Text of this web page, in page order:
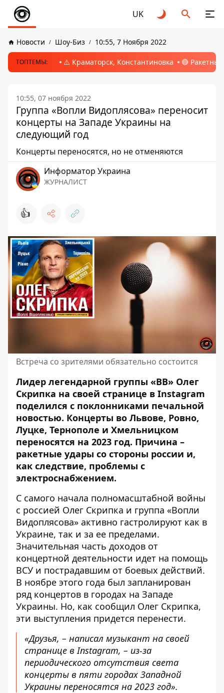
UK
Новости Шоу-Биз 10:55, 7 Ноября 2022
ТОПТЕМЫ: ⚠️ Краматорск, Константиновка 🔴
10:55, 07 ноября 2022
Группа «Вопли Видоплясова» переносит
концерты на Западе Украины на
следующий год
Концерты переносятся, но не отменяются
Информатор Украина
ЖУРНАЛИСТ
👍
Встреча со зрителями обязательно состоится
Лидер легендарной группы «ВВ» Олег
Скрипка на своей странице в Instagram
поделился с поклонниками печальной
новостью. Концерты во Львове, Ровно,
Луцке, Тернополе и Хмельницком
переносятся на 2023 год. Причина –
ракетные удары со стороны россии и,
как следствие, проблемы с
электроснабжением.
С самого начала полномасштабной войны
с россией Олег Скрипка и группа «Вопли
Видоплясова» активно гастролируют как в
Украине, так и за ее пределами.
Значительная часть доходов от
концертной деятельности идет на помощь
ВСУ и пострадавшим от боевых действий.
В ноябре этого года был запланирован
ряд концертов в городах на Западе
Украины. Но, как сообщил Олег Скрипка,
эти выступления придется перенести.
«Друзья, – написал музыкант на своей
странице в Instagram, – из-за
периодического отсутствия света
концерты в пяти городах Западной
Украины переносятся на 2023 год».